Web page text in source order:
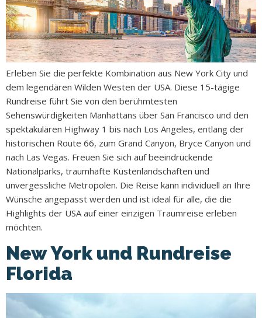
Erleben Sie die perfekte Kombination aus New York City und
dem legendären Wilden Westen der USA. Diese 15-tägige
Rundreise führt Sie von den berühmtesten
Sehenswürdigkeiten Manhattans über San Francisco und den
spektakulären Highway 1 bis nach Los Angeles, entlang der
historischen Route 66, zum Grand Canyon, Bryce Canyon und
nach Las Vegas. Freuen Sie sich auf beeindruckende
Nationalparks, traumhafte Küstenlandschaften und
unvergessliche Metropolen. Die Reise kann individuell an Ihre
Wünsche angepasst werden und ist ideal für alle, die die
Highlights der USA auf einer einzigen Traumreise erleben
möchten.
New York und Rundreise
Florida